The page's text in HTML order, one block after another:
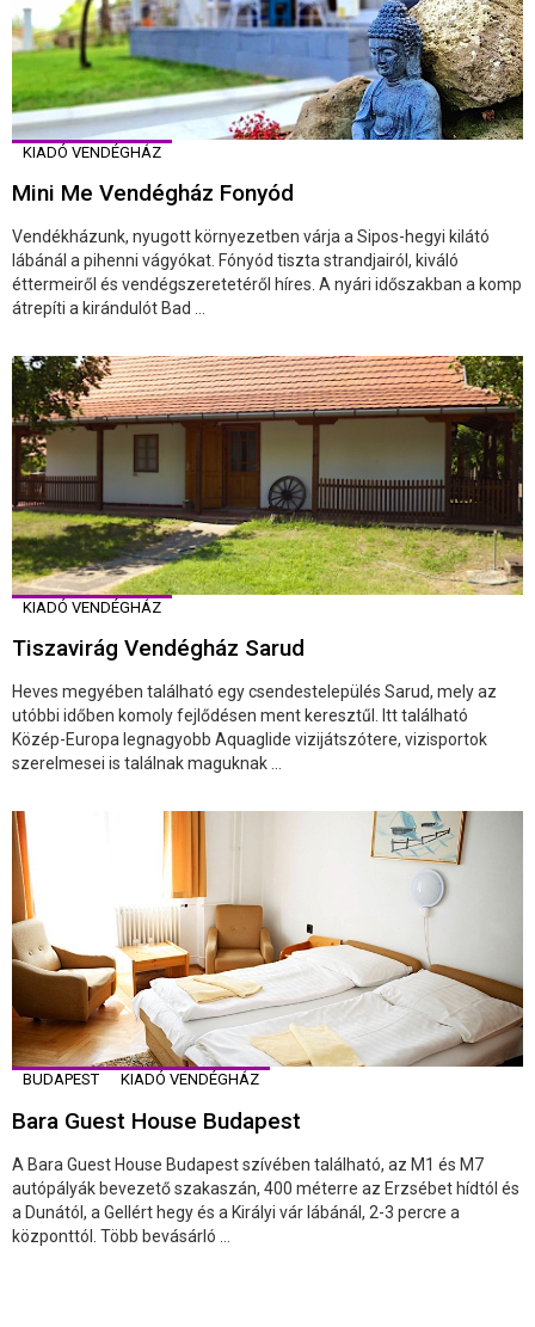
KIADÓ VENDÉGHÁZ
Mini Me Vendégház Fonyód
Vendékházunk, nyugott környezetben várja a Sipos-hegyi kilátó
lábánál a pihenni vágyókat. Fónyód tiszta strandjairól, kiváló
éttermeiről és vendégszeretetéről híres. A nyári időszakban a komp
átrepíti a kirándulót Bad ...
KIADÓ VENDÉGHÁZ
Tiszavirág Vendégház Sarud
Heves megyében található egy csendestelepülés Sarud, mely az
utóbbi időben komoly fejlődésen ment keresztűl. Itt található
Közép-Europa legnagyobb Aquaglide vizijátszótere, vizisportok
szerelmesei is találnak maguknak ...
BUDAPEST KIADÓ VENDÉGHÁZ
Bara Guest House Budapest
A Bara Guest House Budapest szívében található, az M1 és M7
autópályák bevezető szakaszán, 400 méterre az Erzsébet hídtól és
a Dunától, a Gellért hegy és a Királyi vár lábánál, 2-3 percre a
központtól. Több bevásárló ...